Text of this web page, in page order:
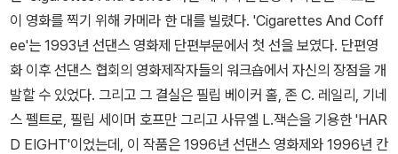
이 영화를 찍기 위해 카메라 한 대를 빌렸다. 'Cigarettes And Coff
ee'는 1993년 선댄스 영화제 단편부문에서 첫 선을 보였다. 단편영
화 이후 선댄스 협회의 영화제작자들의 워크숍에서 자신의 장점을 개
발할 수 있었다. 그리고 그 결실은 필립 베이커 홀, 존 C. 레일리, 기네
스 펠트로, 필립 세이머 호프만 그리고 사뮤엘 L.잭슨을 기용한 'HAR
D EIGHT'이었는데, 이 작품은 1996년 선댄스 영화제와 1996년 칸